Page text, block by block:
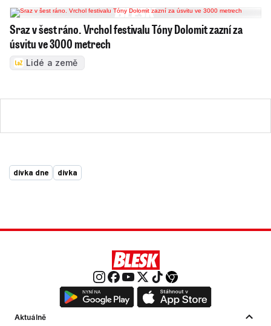
Sraz v šest ráno. Vrchol festivalu Tóny Dolomit zazní za
úsvitu ve 3000 metrech
Lidé a země
dívka dne dívka
Aktuálně